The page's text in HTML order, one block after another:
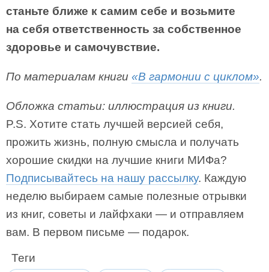
станьте ближе к самим себе и возьмите
на себя ответственность за собственное
здоровье и самочувствие.
По материалам книги «В гармонии с циклом».
Обложка статьи: иллюстрация из книги.
P.S. Хотите стать лучшей версией себя,
прожить жизнь, полную смысла и получать
хорошие скидки на лучшие книги МИФа?
Подписывайтесь на нашу рассылку. Каждую
неделю выбираем самые полезные отрывки
из книг, советы и лайфхаки — и отправляем
вам. В первом письме — подарок.
Теги